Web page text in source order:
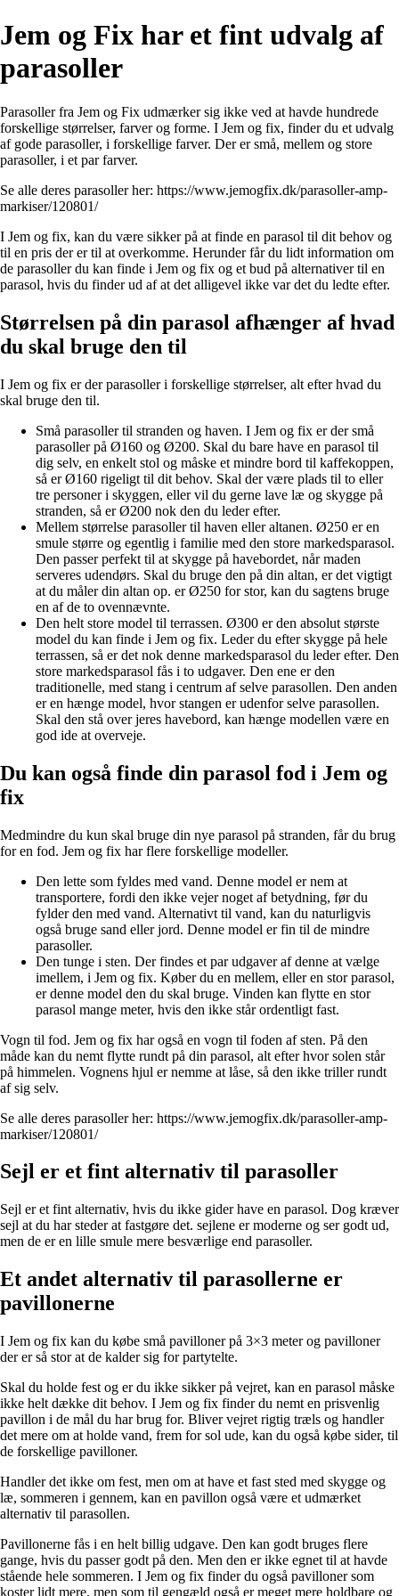
Jem og Fix har et fint udvalg af
parasoller
Parasoller fra Jem og Fix udmærker sig ikke ved at havde hundrede
forskellige størrelser, farver og forme. I Jem og fix, finder du et udvalg
af gode parasoller, i forskellige farver. Der er små, mellem og store
parasoller, i et par farver.
Se alle deres parasoller her: https://www.jemogfix.dk/parasoller-amp-
markiser/120801/
I Jem og fix, kan du være sikker på at finde en parasol til dit behov og
til en pris der er til at overkomme. Herunder får du lidt information om
de parasoller du kan finde i Jem og fix og et bud på alternativer til en
parasol, hvis du finder ud af at det alligevel ikke var det du ledte efter.
Størrelsen på din parasol afhænger af hvad
du skal bruge den til
I Jem og fix er der parasoller i forskellige størrelser, alt efter hvad du
skal bruge den til.
Små parasoller til stranden og haven. I Jem og fix er der små
parasoller på Ø160 og Ø200. Skal du bare have en parasol til
dig selv, en enkelt stol og måske et mindre bord til kaffekoppen,
så er Ø160 rigeligt til dit behov. Skal der være plads til to eller
tre personer i skyggen, eller vil du gerne lave læ og skygge på
stranden, så er Ø200 nok den du leder efter.
Mellem størrelse parasoller til haven eller altanen. Ø250 er en
smule større og egentlig i familie med den store markedsparasol.
Den passer perfekt til at skygge på havebordet, når maden
serveres udendørs. Skal du bruge den på din altan, er det vigtigt
at du måler din altan op. er Ø250 for stor, kan du sagtens bruge
en af de to ovennævnte.
Den helt store model til terrassen. Ø300 er den absolut største
model du kan finde i Jem og fix. Leder du efter skygge på hele
terrassen, så er det nok denne markedsparasol du leder efter. Den
store markedsparasol fås i to udgaver. Den ene er den
traditionelle, med stang i centrum af selve parasollen. Den anden
er en hænge model, hvor stangen er udenfor selve parasollen.
Skal den stå over jeres havebord, kan hænge modellen være en
god ide at overveje.
Du kan også finde din parasol fod i Jem og
fix
Medmindre du kun skal bruge din nye parasol på stranden, får du brug
for en fod. Jem og fix har flere forskellige modeller.
Den lette som fyldes med vand. Denne model er nem at
transportere, fordi den ikke vejer noget af betydning, før du
fylder den med vand. Alternativt til vand, kan du naturligvis
også bruge sand eller jord. Denne model er fin til de mindre
parasoller.
Den tunge i sten. Der findes et par udgaver af denne at vælge
imellem, i Jem og fix. Køber du en mellem, eller en stor parasol,
er denne model den du skal bruge. Vinden kan flytte en stor
parasol mange meter, hvis den ikke står ordentligt fast.
Vogn til fod. Jem og fix har også en vogn til foden af sten. På den
måde kan du nemt flytte rundt på din parasol, alt efter hvor solen står
på himmelen. Vognens hjul er nemme at låse, så den ikke triller rundt
af sig selv.
Se alle deres parasoller her: https://www.jemogfix.dk/parasoller-amp-
markiser/120801/
Sejl er et fint alternativ til parasoller
Sejl er et fint alternativ, hvis du ikke gider have en parasol. Dog kræver
sejl at du har steder at fastgøre det. sejlene er moderne og ser godt ud,
men de er en lille smule mere besværlige end parasoller.
Et andet alternativ til parasollerne er
pavillonerne
I Jem og fix kan du købe små pavilloner på 3×3 meter og pavilloner
der er så stor at de kalder sig for partytelte.
Skal du holde fest og er du ikke sikker på vejret, kan en parasol måske
ikke helt dække dit behov. I Jem og fix finder du nemt en prisvenlig
pavillon i de mål du har brug for. Bliver vejret rigtig træls og handler
det mere om at holde vand, frem for sol ude, kan du også købe sider, til
de forskellige pavilloner.
Handler det ikke om fest, men om at have et fast sted med skygge og
læ, sommeren i gennem, kan en pavillon også være et udmærket
alternativ til parasollen.
Pavillonerne fås i en helt billig udgave. Den kan godt bruges flere
gange, hvis du passer godt på den. Men den er ikke egnet til at havde
stående hele sommeren. I Jem og fix finder du også pavilloner som
koster lidt mere, men som til gengæld også er meget mere holdbare og